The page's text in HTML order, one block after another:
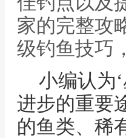
家的完整攻
级钓鱼技巧
小编认为
进步的重要
的鱼类、稀